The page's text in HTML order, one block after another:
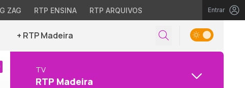
ZAG RTP ENSINA RTP ARQUIVOS Entrar
+ RTP Madeira
TV
RTP Madeira